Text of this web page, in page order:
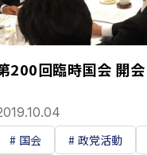
200回臨時国会 開会
国会
政党活動